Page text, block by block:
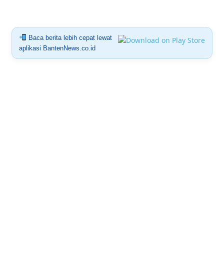
Baca berita lebih cepat lewat
aplikasi BantenNews.co.id